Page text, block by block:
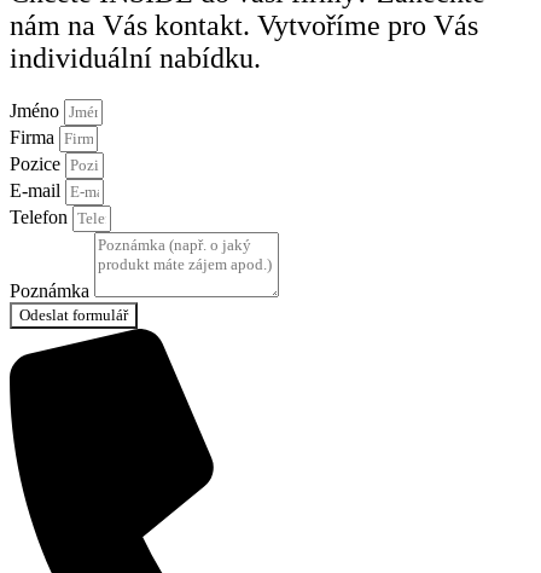
nám na Vás kontakt. Vytvoříme pro Vás
individuální nabídku.
Jméno
Firma
Pozice
E-mail
Telefon
Poznámka
Odeslat formulář